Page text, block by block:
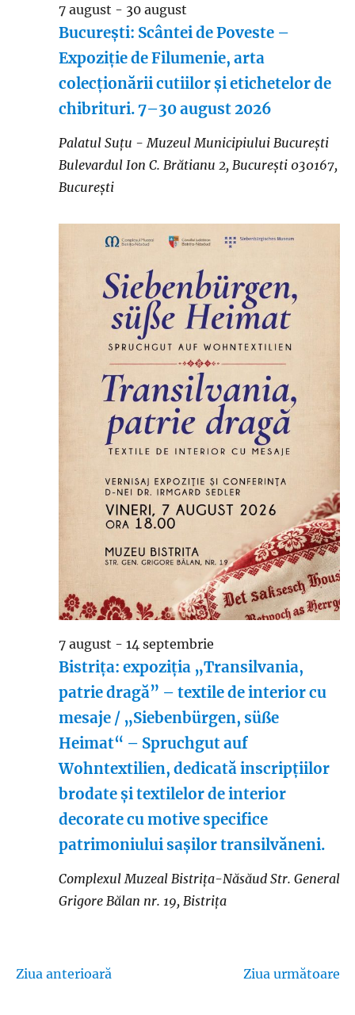
București: Scântei de Poveste –
Expoziție de Filumenie, arta
colecționării cutiilor și etichetelor de
chibrituri. 7–30 august 2026
7 august - 30 august
Palatul Suțu - Muzeul Municipiului București
Bulevardul Ion C. Brătianu 2, București 030167,
București
Bistrița: expoziția „Transilvania,
patrie dragă” – textile de interior cu
mesaje / „Siebenbürgen, süße
Heimat“ – Spruchgut auf
Wohntextilien, dedicată inscripțiilor
brodate și textilelor de interior
decorate cu motive specifice
patrimoniului sașilor transilvăneni.
7 august - 14 septembrie
Complexul Muzeal Bistrița-Năsăud Str. General
Grigore Bălan nr. 19, Bistrița
Ziua anterioară Ziua următoare